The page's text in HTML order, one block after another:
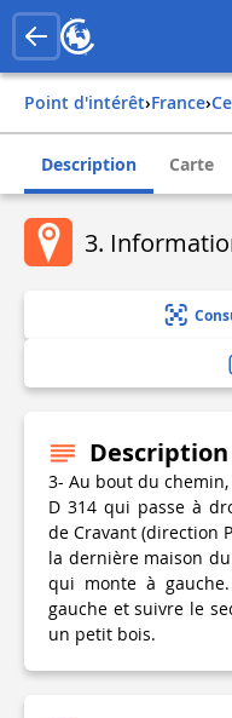
Point d'intérêt› france›
Description Carte
3.
Description
3- Au bout du
D 314 qui passe à
de Cravant (direction
la dernière maison
qui monte à
gauche et suivre le
un petit bois.